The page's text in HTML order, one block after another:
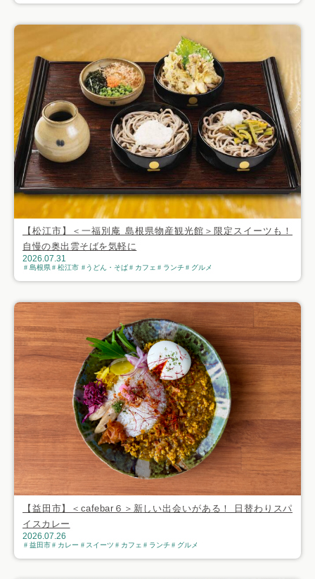
【松江市】＜一福別庵 島根県物産観光館＞限定スイーツも！
自慢の奥出雲そばを気軽に
2026.07.31
島根県 松江市 うどん・そば カフェ ランチ グルメ
【益田市】＜cafebar６＞新しい出会いがある！ 日替わりスパ
イスカレー
2026.07.26
益田市 カレー スイーツ カフェ ランチ グルメ